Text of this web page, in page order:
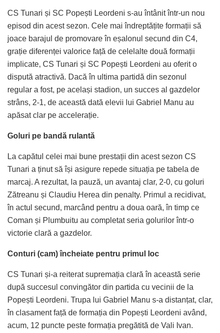
CS Tunari și SC Popești Leordeni s-au întânit într-un nou
episod din acest sezon. Cele mai îndreptățite formații să
joace barajul de promovare în eșalonul secund din C4,
grație diferenței valorice față de celelalte două formații
implicate, CS Tunari și SC Popești Leordeni au oferit o
dispută atractivă. Dacă în ultima partidă din sezonul
regular a fost, pe același stadion, un succes al gazdelor
strâns, 2-1, de această dată elevii lui Gabriel Manu au
apăsat clar pe accelerație.
Goluri pe bandă rulantă
La capătul celei mai bune prestații din acest sezon CS
Tunari a ținut să își asigure repede situația pe tabela de
marcaj. A rezultat, la pauză, un avantaj clar, 2-0, cu goluri
Zătreanu și Claudiu Herea din penalty. Primul a recidivat,
în actul secund, marcând pentru a doua oară, în timp ce
Coman și Plumbuitu au completat seria golurilor într-o
victorie clară a gazdelor.
Conturi (cam) încheiate pentru primul loc
CS Tunari și-a reiterat supremația clară în această serie
după succesul convingător din partida cu vecinii de la
Popești Leordeni. Trupa lui Gabriel Manu s-a distanțat, clar,
în clasament față de formația din Popești Leordeni având,
acum, 12 puncte peste formația pregătită de Vali Ivan.